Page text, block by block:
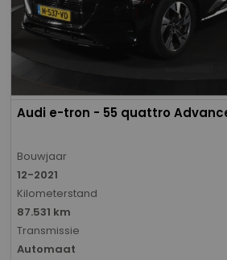
Audi e-tron - 55 quattro
Bouwjaar
12-2021
Kilometerstand
87.531 km
Transmissie
Automaat